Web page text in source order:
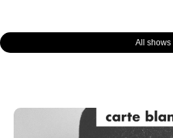
All shows
PagePage